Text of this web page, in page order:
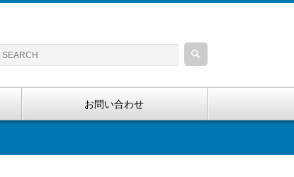
お問い合わせ